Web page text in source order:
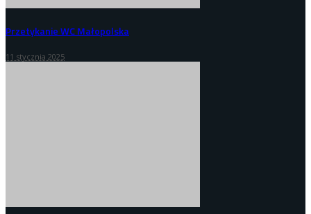
Przetykanie WC Małopolska
11 stycznia 2025